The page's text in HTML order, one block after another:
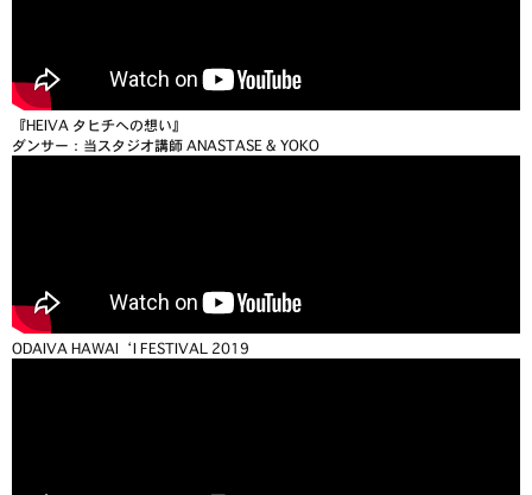
『HEIVA タヒチへの想い』
ダンサー：当スタジオ講師 ANASTASE & YOKO
ODAIVA HAWAI‘I FESTIVAL 2019